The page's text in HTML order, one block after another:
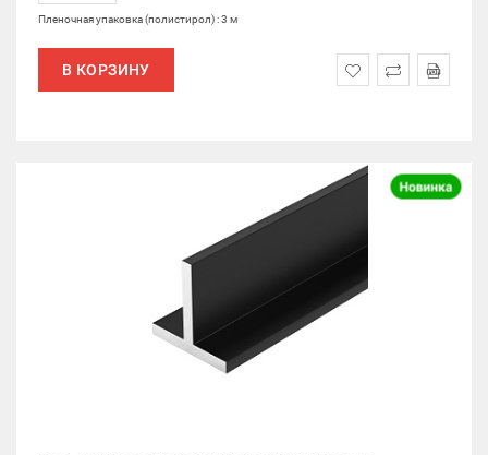
Пленочная упаковка (полистирол) : 3 м
В КОРЗИНУ